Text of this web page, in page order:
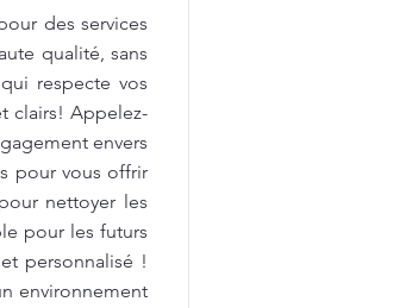
des services
qualité, sans
respecte vos
clairs! Appelez-
envers
pour vous offrir
nettoyer les
pour les futurs
personnalisé !
environnement